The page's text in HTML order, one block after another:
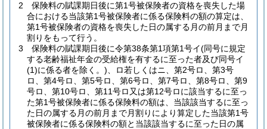
2
保険料の賦課期日後に第1号被保険者の資格を喪失した場
合における当該第1号被保険者に係る保険料の額の算定は、
第1号被保険者の資格を喪失した日の属する月の前月まで月
割りをもって行う。
3
保険料の賦課期日後に令第38条第1項第1号イ(同号に規定
する老齢福祉年金の受給権を有するに至った者及び同号イ
(1)に係る者を除く。) 、ロ若しくはニ、第2号ロ、第3号
ロ、第4号ロ、第5号ロ、第6号ロ、第7号ロ、第8号ロ、第9
号ロ、第10号ロ、第11号ロ又は第12号ロに該当するに至っ
た第1号被保険者に係る保険料の額は、当該該当するに至っ
た日の属する月の前月まで月割りにより算定した当該第1号
被保険者に係る保険料の額と当該該当するに至った日の属